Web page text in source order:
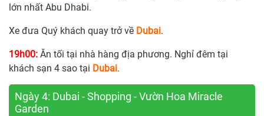
lớn nhất Abu Dhabi.
Xe đưa Quý khách quay trở về Dubai.
19h00: Ăn tối tại nhà hàng địa phương. Nghỉ đêm tại
khách sạn 4 sao tại Dubai.
Ngày 4: Dubai - Shopping - Vườn Hoa Miracle
Garden